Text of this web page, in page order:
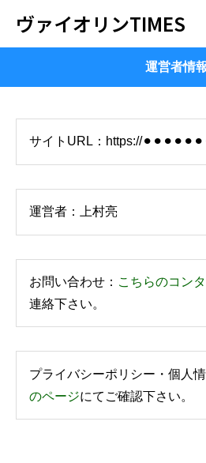
ヴァイオリンTIMES
運営者情
サイトURL：https://
運営者：上村亮
お問い合わせ： こちらのコン
連絡下さい。
プライバシーポリシー・個人
のページにてご確認下さい。